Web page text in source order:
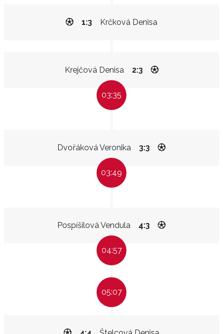
Krčková Denisa
1:3
Krejčová Denisa 2:3
03:35
Dvořáková Veronika 3:3
03:49
Pospíšilová Vendula 4:3
04:57
05:07